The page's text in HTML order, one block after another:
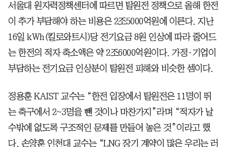
서울대 원자력정책센터에 따르면 탈원전 정책으로 올해 한전
이 추가 부담해야 하는 비용은 2조5000억원에 이른다. 지난
16일 kWh(킬로와트시)당 전기요금 8원 인상에 따라 줄어드
는 한전의 적자 축소액은 약 2조6000억원이다. 가정·기업이
부담하는 전기요금 인상분이 탈원전 피해와 비슷한 셈이다.
정용훈 KAIST 교수는 “한전 입장에서 탈원전은 11명이 뛰
는 축구에서 2~3명을 뺀 것이나 마찬가지”라며 “적자가 날
수밖에 없도록 구조적인 문제를 만들어 놓은 것”이라고 했
다. 손양훈 인천대 교수는 “LNG 장기 계약이 많은 우리는 러